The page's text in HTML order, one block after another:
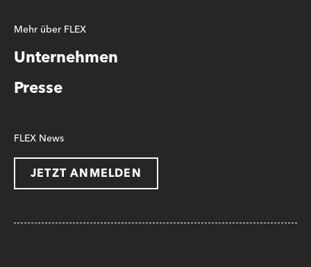
Mehr über FLEX
Unternehmen
Presse
FLEX News
JETZT ANMELDEN